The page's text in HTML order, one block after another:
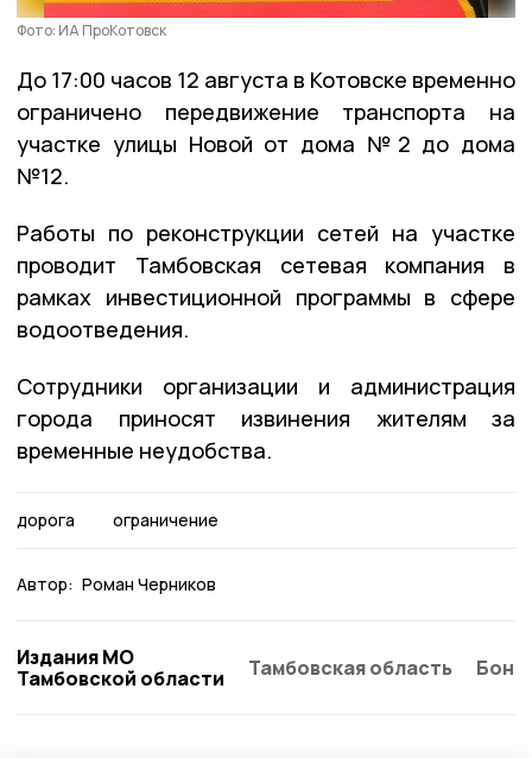
Фото: ИА ПроКотовск
До 17:00 часов 12 августа в Котовске временно
ограничено передвижение транспорта на
участке улицы Новой от дома №2 до дома
№12.
Работы по реконструкции сетей на участке
проводит Тамбовская сетевая компания в
рамках инвестиционной программы в сфере
водоотведения.
Сотрудники организации и администрация
города приносят извинения жителям за
временные неудобства.
дорога ограничение
Автор: Роман Черников
Издания МО
Тамбовской области
Тамбовская область